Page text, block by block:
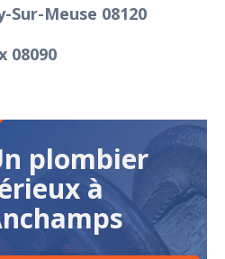
Sur-Meuse 08120
08090
plombier
à